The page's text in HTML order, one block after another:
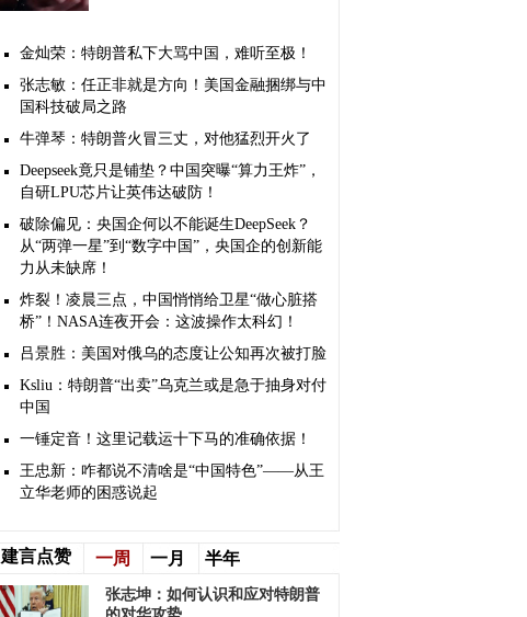
金灿荣：特朗普私下大骂中国，难听至极！
张志敏：任正非就是方向！美国金融捆绑与中
国科技破局之路
牛弹琴：特朗普火冒三丈，对他猛烈开火了
Deepseek竟只是铺垫？中国突曝“算力王炸”，
自研LPU芯片让英伟达破防！
破除偏见：央国企何以不能诞生DeepSeek？
从“两弹一星”到“数字中国”，央国企的创新能
力从未缺席！
炸裂！凌晨三点，中国悄悄给卫星“做心脏搭
桥”！NASA连夜开会：这波操作太科幻！
吕景胜：美国对俄乌的态度让公知再次被打脸
Ksliu：特朗普“出卖”乌克兰或是急于抽身对付
中国
一锤定音！这里记载运十下马的准确依据！
王忠新：咋都说不清啥是“中国特色”——从王
立华老师的困惑说起
建言点赞 一周 一月 半年
张志坤：如何认识和应对特朗普